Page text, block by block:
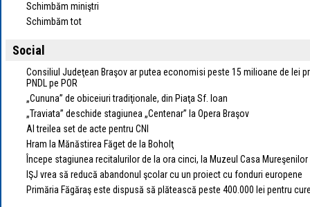
1 RUB= 0.0530
1 XDR
Schimbăm miniştri
Schimbăm tot
Social
Consiliul Judeţean Braşov ar putea economisi peste 15 milioane de lei
PNDL pe POR
„Cununa” de obiceiuri tradiţionale, din Piaţa Sf. Ioan
„Traviata” deschide stagiunea „Centenar” la Opera Braşov
Al treilea set de acte pentru CNI
Hram la Mănăstirea Făget de la Boholţ
Începe stagiunea recitalurilor de la ora cinci, la Muzeul Casa Mureşenilor
IŞJ vrea să reducă abandonul şcolar cu un proiect cu fonduri europene
Primăria Făgăraş este dispusă să plătească peste 400.000 lei pentru